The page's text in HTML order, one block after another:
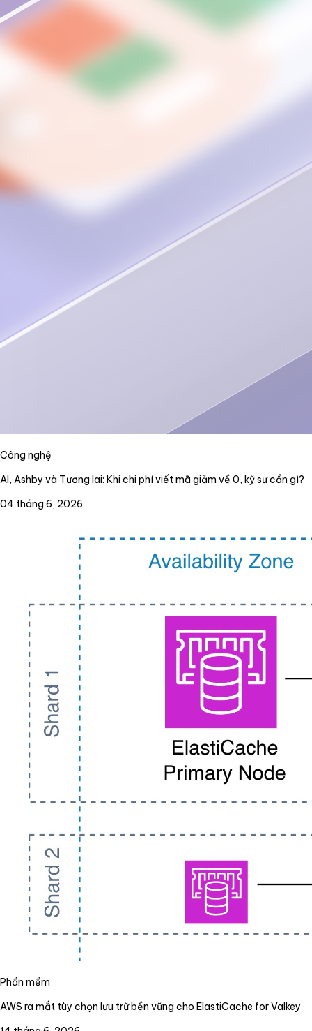
Công nghệ
AI, Ashby và Tương lai: Khi chi phí viết mã giảm về 0, kỹ sư cần gì?
04 tháng 6, 2026
Phần mềm
AWS ra mắt tùy chọn lưu trữ bền vững cho ElastiCache for Valkey